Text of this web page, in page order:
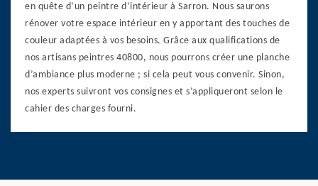
en quête d’un peintre d’intérieur à Sarron. Nous saurons
rénover votre espace intérieur en y apportant des touches de
couleur adaptées à vos besoins. Grâce aux qualifications de
nos artisans peintres 40800, nous pourrons créer une planche
d’ambiance plus moderne ; si cela peut vous convenir. Sinon,
nos experts suivront vos consignes et s’appliqueront selon le
cahier des charges fourni.